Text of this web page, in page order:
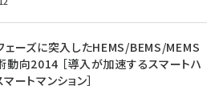
ェーズに突入したHEMS/BEMS/MEMS
動向2014 ［導入が加速するスマートハ
ートマンション］